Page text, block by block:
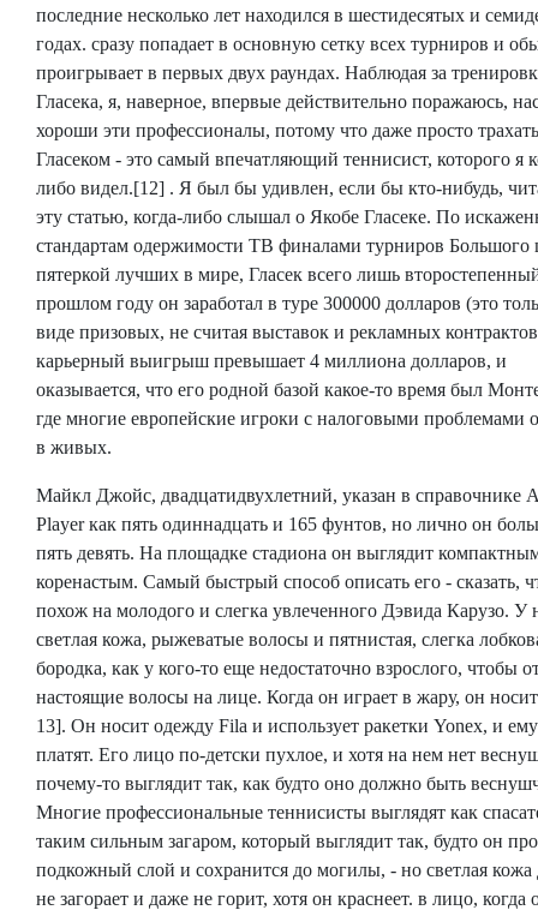
последние несколько лет находился в шестидесятых и
годах. сразу попадает в основную сетку всех турниров и
проигрывает в первых двух раундах. Наблюдая за
Гласека, я, наверное, впервые действительно поражаюсь,
хороши эти профессионалы, потому что даже просто
Гласеком - это самый впечатляющий теннисист, которого я
либо видел.[12] . Я был бы удивлен, если бы кто-нибудь,
эту статью, когда-либо слышал о Якобе Гласеке. По
стандартам одержимости ТВ финалами турниров Большого
пятеркой лучших в мире, Гласек всего лишь
прошлом году он заработал в туре 300000 долларов (это
виде призовых, не считая выставок и рекламных
карьерный выигрыш превышает 4 миллиона долларов, и
оказывается, что его родной базой какое-то время был
где многие европейские игроки с налоговыми проблемами
в живых.
Майкл Джойс, двадцатидвухлетний, указан в справочнике
Player как пять одиннадцать и 165 фунтов, но лично он
пять девять. На площадке стадиона он выглядит
коренастым. Самый быстрый способ описать его - сказать,
похож на молодого и слегка увлеченного Дэвида Карузо. У
светлая кожа, рыжеватые волосы и пятнистая, слегка
бородка, как у кого-то еще недостаточно взрослого, чтобы
настоящие волосы на лице. Когда он играет в жару, он
13]. Он носит одежду Fila и использует ракетки Yonex, и ему
платят. Его лицо по-детски пухлое, и хотя на нем нет
почему-то выглядит так, как будто оно должно быть
Многие профессиональные теннисисты выглядят как
таким сильным загаром, который выглядит так, будто он
подкожный слой и сохранится до могилы, - но светлая
не загорает и даже не горит, хотя он краснеет. в лицо, когда